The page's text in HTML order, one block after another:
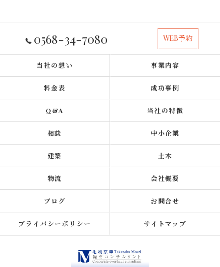
0568-34-7080 WEB予約
当社の想い 事業内容
料金表 成功事例
Q&A 当社の特徴
相談 中小企業
建築 土木
物流 会社概要
ブログ お問合せ
プライバシーポリシー サイトマップ